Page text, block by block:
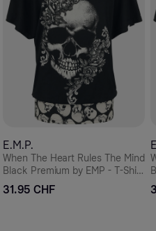
E.M.P.
When The Heart Rules The Mind
Black Premium by EMP - T-Shirt
-31.95 CHF
-